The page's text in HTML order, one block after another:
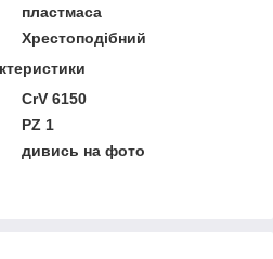
пластмаса
Хрестоподібний
CrV 6150
PZ 1
дивись на фото